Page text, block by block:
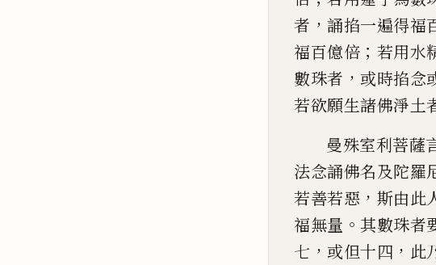
者 ，誦掐一遍得福
福百億倍 ； 若用水
數珠者 ， 或時掐念
若欲願生諸佛淨土
曼殊室利菩薩
法念誦佛名及陀羅
若善若惡 ， 斯由此
福無量 。其數珠者
七 ， 或但十四 ， 此